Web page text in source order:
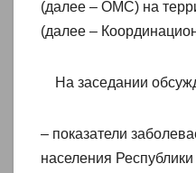
(далее – ОМС) на
(далее –
На заседании
– показатели
населения